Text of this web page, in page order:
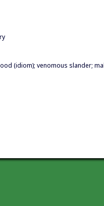
(idiom); venomous slander;